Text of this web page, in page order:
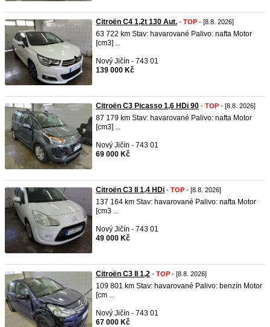
Citroën C4 1,2t 130 Aut. - TOP - [8.8. 2026]
63 722 km Stav: havarované Palivo: nafta Motor
[cm3] ...
Nový Jičín - 743 01
139 000 Kč
Citroën C3 Picasso 1,6 HDi 90 - TOP - [8.8. 2026]
87 179 km Stav: havarované Palivo: nafta Motor
[cm3] ...
Nový Jičín - 743 01
69 000 Kč
Citroën C3 II 1,4 HDi - TOP - [8.8. 2026]
137 164 km Stav: havarované Palivo: nafta Motor
[cm3 ...
Nový Jičín - 743 01
49 000 Kč
Citroën C3 II 1,2 - TOP - [8.8. 2026]
109 801 km Stav: havarované Palivo: benzín Motor
[cm ...
Nový Jičín - 743 01
67 000 Kč